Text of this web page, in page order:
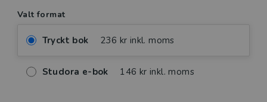
Valt format
Tryckt bok 236 kr inkl. moms
Studora e-bok 146 kr inkl. moms